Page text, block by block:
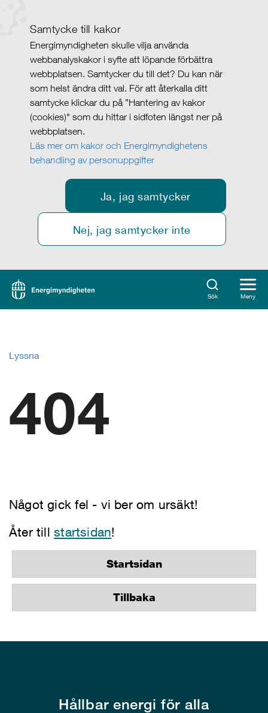
Samtycke till kakor
Energimyndigheten skulle vilja använda
webbanalyskakor i syfte att löpande förbättra
webbplatsen. Samtycker du till det? Du kan när
som helst ändra ditt val. För att återkalla ditt
samtycke klickar du på ”Hantering av kakor
(cookies)" som du hittar i sidfoten längst ner på
webbplatsen.
Läs mer om kakor och Energimyndighetens
behandling av personuppgifter
Ja, jag samtycker
Nej, jag samtycker inte
Sök Meny
Lyssna
404
Något gick fel - vi ber om ursäkt!
Åter tillstartsidan!
Startsidan
Tillbaka
Hållbar energi för alla